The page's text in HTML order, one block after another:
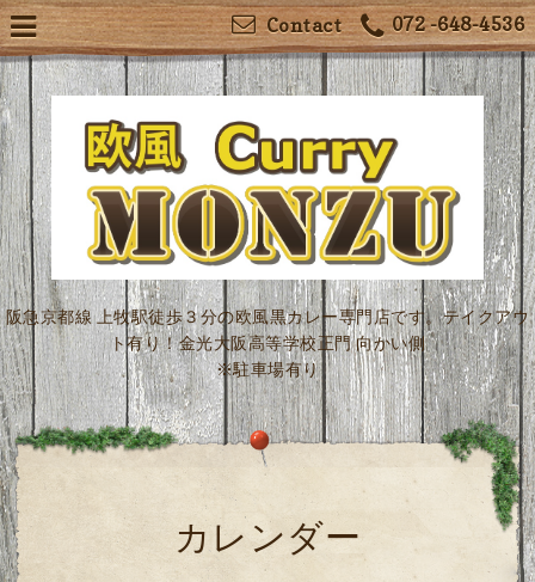
072 -648-4536
Contact
阪急京都線 上牧駅徒歩３分の欧風黒カレー専門店です。テイクアウ
ト有り！金光大阪高等学校正門 向かい側
※駐車場有り
カレンダー